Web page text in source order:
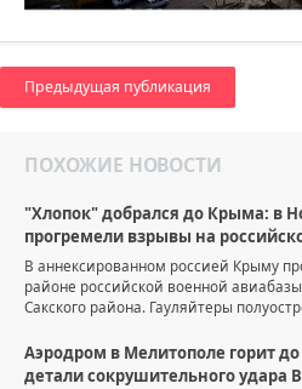
Предыдущая публикация
ПОХОЖИЕ НОВОСТИ
"Хлопок" добрался до Крыма: в
прогремели взрывы на
В аннексированном россией Крыму
районе российской военной
Сакского района. Гауляйтеры
Аэродром в Мелитополе горит
детали сокрушительного удара